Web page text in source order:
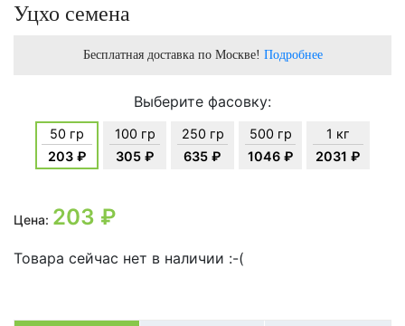
Уцхо семена
Бесплатная доставка по Москве! Подробнее
Выберите фасовку:
50 гр
203 ₽
100 гр
305 ₽
250 гр
635 ₽
500 гр
1046 ₽
1 кг
2031 ₽
Цена: 203 ₽
Товара сейчас нет в наличии :-(